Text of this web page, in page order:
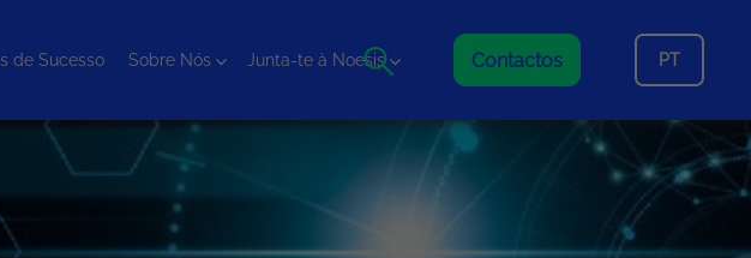
de Sucesso Sobre Nós Junta-te à Noesis Contactos PT